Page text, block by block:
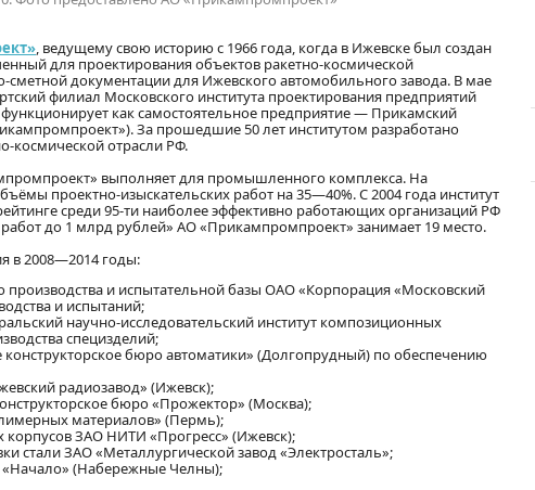
, ведущему свою историю с 1966 года, когда в Ижевске был создан
для проектирования объектов ракетно-космической
документации для Ижевского автомобильного завода. В мае
филиал Московского института проектирования предприятий
как самостоятельное предприятие — Прикамский
За прошедшие 50 лет институтом разработано
космической отрасли РФ.
выполняет для промышленного комплекса. На
проектно-изыскательских работ на 35—40%. С 2004 года институт
среди 95-ти наиболее эффективно работающих организаций РФ
до 1 млрд рублей» АО «Прикампромпроект» занимает 19 место.
в 2008—2014 годы:
производства и испытательной базы ОАО «Корпорация «Московский
и испытаний;
научно-исследовательский институт композиционных
специзделий;
бюро автоматики» (Долгопрудный) по обеспечению
радиозавод» (Ижевск);
бюро «Прожектор» (Москва);
материалов» (Пермь);
корпусов ЗАО НИТИ «Прогресс» (Ижевск);
стали ЗАО «Металлургической завод «Электросталь»;
«Начало» (Набережные Челны);